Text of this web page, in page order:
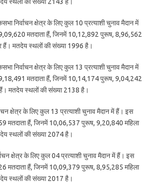
निर्वाचन क्षेत्र के लिए कुल 10 प्रत्याशी चुनाव मैदान में
मतदाता हैं, जिनमें 10,12,892 पुरूष, 8,96,562
हैं। मतदेय स्थलों की संख्या 1996 है।
निर्वाचन क्षेत्र के लिए कुल 13 प्रत्याशी चुनाव मैदान में
मतदाता हैं, जिनमें 10,14,174 पुरूष, 9,04,242
मतदेय स्थलों की संख्या 2138 है।
क्षेत्र के लिए कुल 13 प्रत्याशी चुनाव मैदान में हैं। इस
मतदाता हैं, जिनमें 10,06,537 पुरूष, 9,20,840 महिला
स्थलों की संख्या 2074 है।
क्षेत्र के लिए कुल 04 प्रत्याशी चुनाव मैदान में हैं। इस
मतदाता हैं, जिनमें 10,09,379 पुरूष, 8,95,285 महिला
स्थलों की संख्या 2017 है।